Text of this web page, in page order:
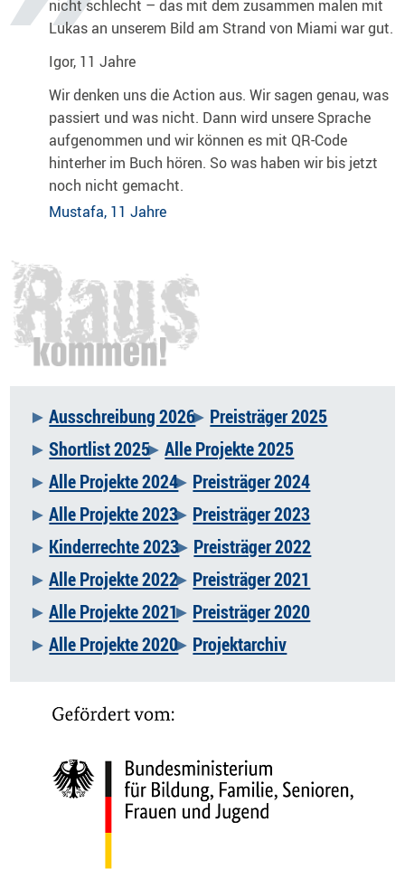
nicht schlecht – das mit dem zusammen malen mit
Lukas an unserem Bild am Strand von Miami war gut.
Igor, 11 Jahre
Wir denken uns die Action aus. Wir sagen genau, was
passiert und was nicht. Dann wird unsere Sprache
aufgenommen und wir können es mit QR-Code
hinterher im Buch hören. So was haben wir bis jetzt
noch nicht gemacht.
Mustafa, 11 Jahre
Navigation
überspringen
Ausschreibung 2026
Preisträger 2025
Shortlist 2025 Alle Projekte 2025
Alle Projekte 2024
Preisträger 2024
Alle Projekte 2023
Preisträger 2023
Kinderrechte 2023
Preisträger 2022
Alle Projekte 2022
Preisträger 2021
Alle Projekte 2021
Preisträger 2020
Alle Projekte 2020
Projektarchiv